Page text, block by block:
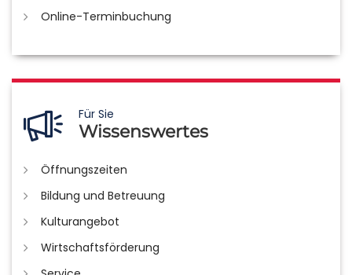
Online-Terminbuchung
Für Sie
Wissenswertes
Öffnungszeiten
Bildung und Betreuung
Kulturangebot
Wirtschaftsförderung